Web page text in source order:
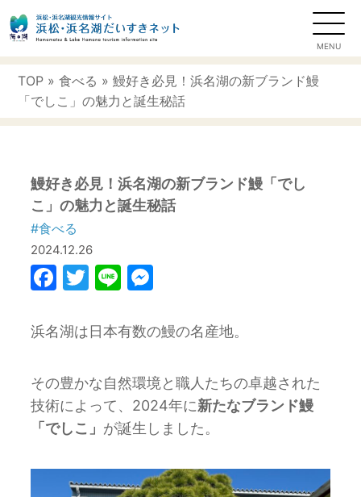
TOP »食べる » 鰻好き必見！浜名湖の新ブランド鰻
「でしこ」の魅力と誕生秘話
鰻好き必見！浜名湖の新ブランド鰻「でし
こ」の魅力と誕生秘話
#食べる
2024.12.26
Facebook
Twitter
Line
浜名湖は日本有数の鰻の名産地。
その豊かな自然環境と職人たちの卓越された
技術によって、2024年に新たなブランド鰻
「でしこ」 が誕生しました。